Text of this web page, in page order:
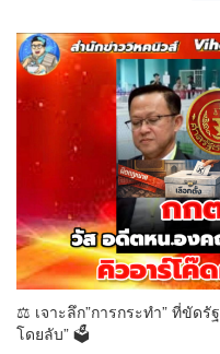
⚖️ เจาะลึก”การกระทำ” ที่ขัด
โดยลับ” 🗳️